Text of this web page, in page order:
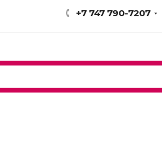
+7 747 790-7207